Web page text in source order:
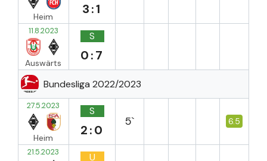
Heim 3:1
11.8.2023
Auswärts
S
0:7
Bundesliga 2022/2023
27.5.2023
Heim
S
2:0
5` 6.5
21.5.2023 U